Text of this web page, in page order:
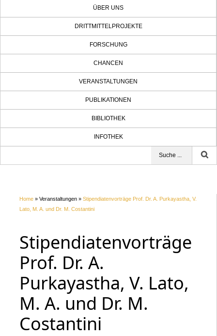
ÜBER UNS
DRITTMITTELPROJEKTE
FORSCHUNG
CHANCEN
VERANSTALTUNGEN
PUBLIKATIONEN
BIBLIOTHEK
INFOTHEK
Home » Veranstaltungen » Stipendiatenvorträge Prof. Dr. A. Purkayastha, V.
Lato, M. A. und Dr. M. Costantini
Stipendiatenvorträge
Prof. Dr. A.
Purkayastha, V. Lato,
M. A. und Dr. M.
Costantini